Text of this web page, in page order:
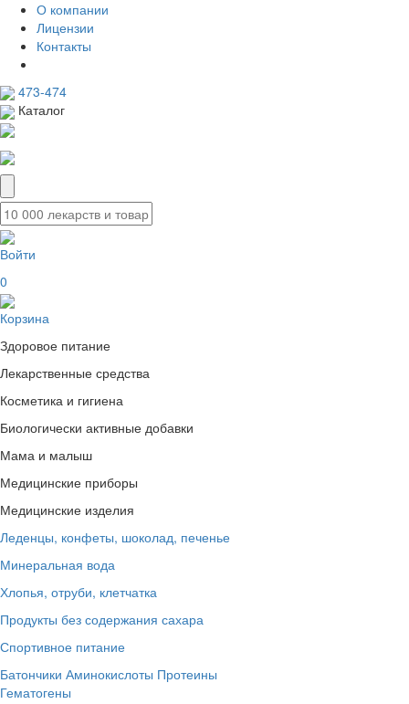
О компании
Лицензии
Контакты
473-474
Каталог
Войти
0
Корзина
Здоровое питание
Лекарственные средства
Косметика и гигиена
Биологически активные добавки
Мама и малыш
Медицинские приборы
Медицинские изделия
Леденцы, конфеты, шоколад, печенье
Минеральная вода
Хлопья, отруби, клетчатка
Продукты без содержания сахара
Спортивное питание
Батончики Аминокислоты Протеины
Гематогены